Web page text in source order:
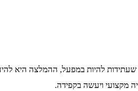
שעתידות להיות במפעל, ההמלצה היא
מקצועי ויעשה בקפידה.